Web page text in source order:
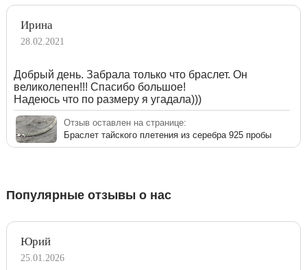
Ирина
28.02.2021
Добрый день. Забрала только что браслет. Он
великолепен!!! Спасибо большое!
Надеюсь что по размеру я угадала)))
Отзыв оставлен на странице:
Браслет тайского плетения из серебра 925 пробы
Популярные отзывы о нас
Юрий
25.01.2026